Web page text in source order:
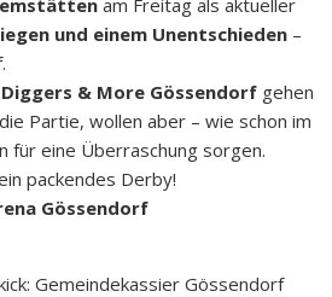
am Freitag als aktueller
und einem Unentschieden –
Diggers & More Gössendorf gehen
Partie, wollen aber – wie schon im
für eine Überraschung sorgen.
packendes Derby!
Gössendorf
Gemeindekassier Gössendorf